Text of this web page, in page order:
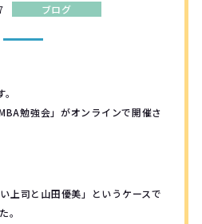
ブログ
勉強会」がオンラインで開催さ
上司と山田優美」というケースで
。